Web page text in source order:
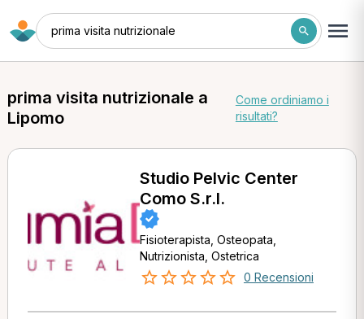
prima visita nutrizionale
prima visita nutrizionale a
Lipomo
Come ordiniamo i
risultati?
Studio Pelvic Center
Como S.r.l.
Fisioterapista, Osteopata,
Nutrizionista, Ostetrica
0 Recensioni